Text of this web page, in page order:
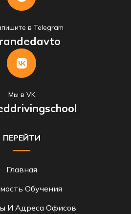
в Telegram
Мы в VK
ПЕРЕЙТИ
Главная
Обучения
И Адреса Офисов